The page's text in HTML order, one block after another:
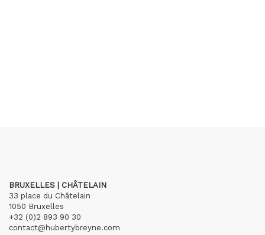
BRUXELLES | CHÂTELAIN
33 place du Châtelain
1050 Bruxelles
+32 (0)2 893 90 30
contact@hubertybreyne.com